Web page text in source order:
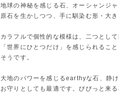
地球の神秘を感じる石、オーシャンジャ
原石を生かしつつ、手に馴染む形・大
カラフルで個性的な模様は、二つとして
「世界にひとつだけ」を感じられるこ
そうです。
大地のパワーを感じるearthyな石、静け
お守りとしても最適です。びびっと来